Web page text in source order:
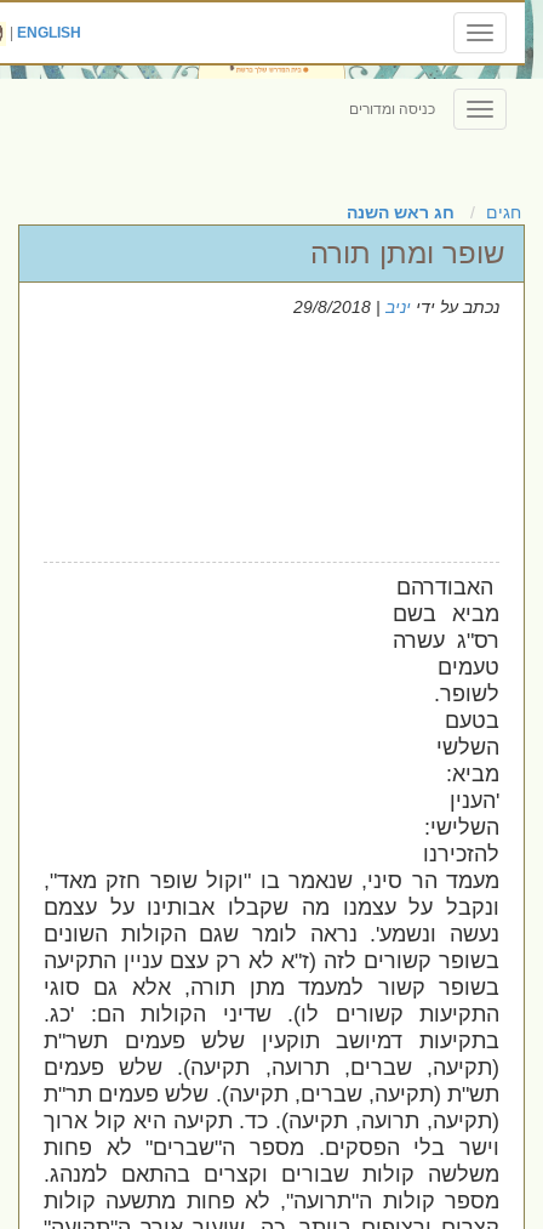
Toggle
navigation
ENGLISH
|
Toggle
navigation
כניסה ומדורים
חגים חג ראש השנה
שופר ומתן תורה
נכתב על ידייניב| 29/8/2018
האבודרהם
מביא בשם
רס"ג עשרה
טעמים
לשופר.
בטעם
השלשי
מביא:
'הענין
השלישי:
להזכירנו
מעמד הר סיני, שנאמר בו "וקול שופר חזק מאד",
ונקבל על עצמנו מה שקבלו אבותינו על עצמם
נעשה ונשמע'. נראה לומר שגם הקולות השונים
בשופר קשורים לזה (ז"א לא רק עצם עניין התקיעה
בשופר קשור למעמד מתן תורה, אלא גם סוגי
התקיעות קשורים לו). שדיני הקולות הם: 'כג.
בתקיעות דמיושב תוקעין שלש פעמים תשר"ת
(תקיעה, שברים, תרועה, תקיעה). שלש פעמים
תש"ת (תקיעה, שברים, תקיעה). שלש פעמים תר"ת
(תקיעה, תרועה, תקיעה). כד. תקיעה היא קול ארוך
וישר בלי הפסקים. מספר ה"שברים" לא פחות
משלשה קולות שבורים וקצרים בהתאם למנהג.
מספר קולות ה"תרועה", לא פחות מתשעה קולות